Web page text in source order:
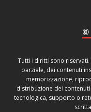
©
Tutti i diritti sono riservati.
parziale, dei contenuti
memorizzazione,
distribuzione dei
tecnologica, supporto o